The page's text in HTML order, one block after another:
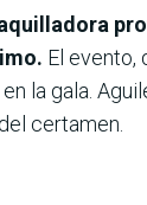
El evento,
la gala.
certamen.